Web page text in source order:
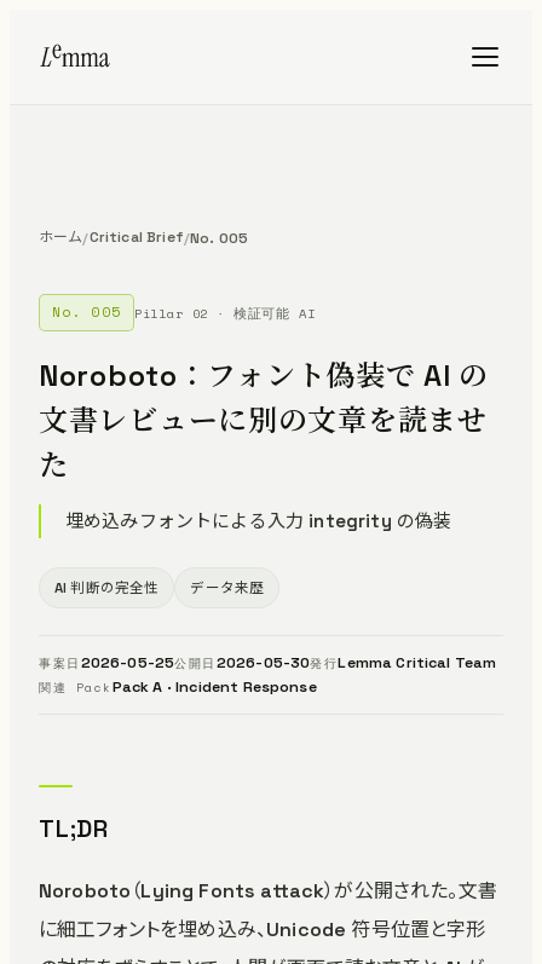
ホーム/Critical Brief/No. 005
No. 005 Pillar 02 · 検証可能 AI
Noroboto：フォント偽装で AI の
文書レビューに別の文章を読ませ
た
埋め込みフォントによる入力 integrity の偽装
AI 判断の完全性 データ来歴
事案日 2026-05-25公開日 2026-05-30発行Lemma Critical Team
関連 Pack Pack A · Incident Response
TL;DR
Noroboto（Lying Fonts attack）が公開された。文書
に細工フォントを埋め込み、Unicode 符号位置と字形